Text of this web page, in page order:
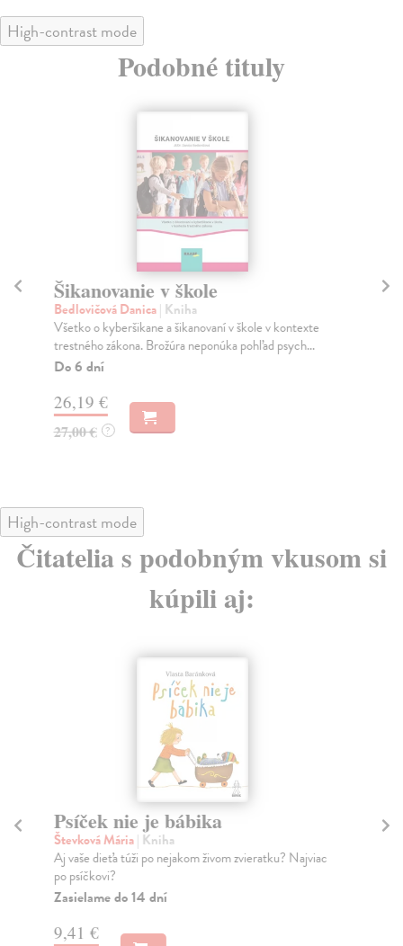
High-contrast mode
Podobné tituly
Šikanovanie v škole
Bedlovičová Danica| Kniha
Všetko o kyberšikane a šikanovaní v škole v kontexte
trestného zákona. Brožúra neponúka pohľad psych...
Do 6 dní
26,19 €
27,00 € ?
High-contrast mode
Čitatelia s podobným vkusom si
kúpili aj:
Psíček nie je bábika
Števková Mária| Kniha
Aj vaše dieťa túži po nejakom živom zvieratku? Najviac
po psíčkovi?
Zasielame do 14 dní
9,41 €